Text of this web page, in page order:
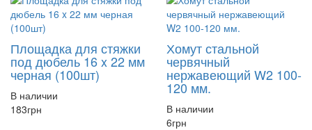
Площадка для стяжки
под дюбель 16 x 22 мм
черная (100шт)
В наличии
183грн
Хомут стальной
червячный
нержавеющий W2 100-
120 мм.
В наличии
6грн